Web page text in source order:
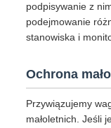
podpisywanie z
podejmowanie
stanowiska i
Ochrona
Przywiązujemy
małoletnich. Jeśli